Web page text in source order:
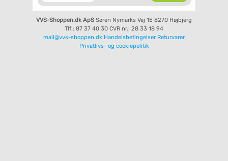
VVS-Shoppen.dk ApS Søren Nymarks Vej 15 8270 Højbjerg
Tlf.: 87 37 40 30 CVR nr.: 28 33 18 94
mail@vvs-shoppen.dk Handelsbetingelser Returvarer
Privatlivs- og cookiepolitik